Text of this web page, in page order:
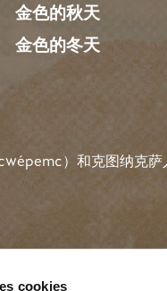
cookies
金色的秋天
金色的冬天
）和克图纳克